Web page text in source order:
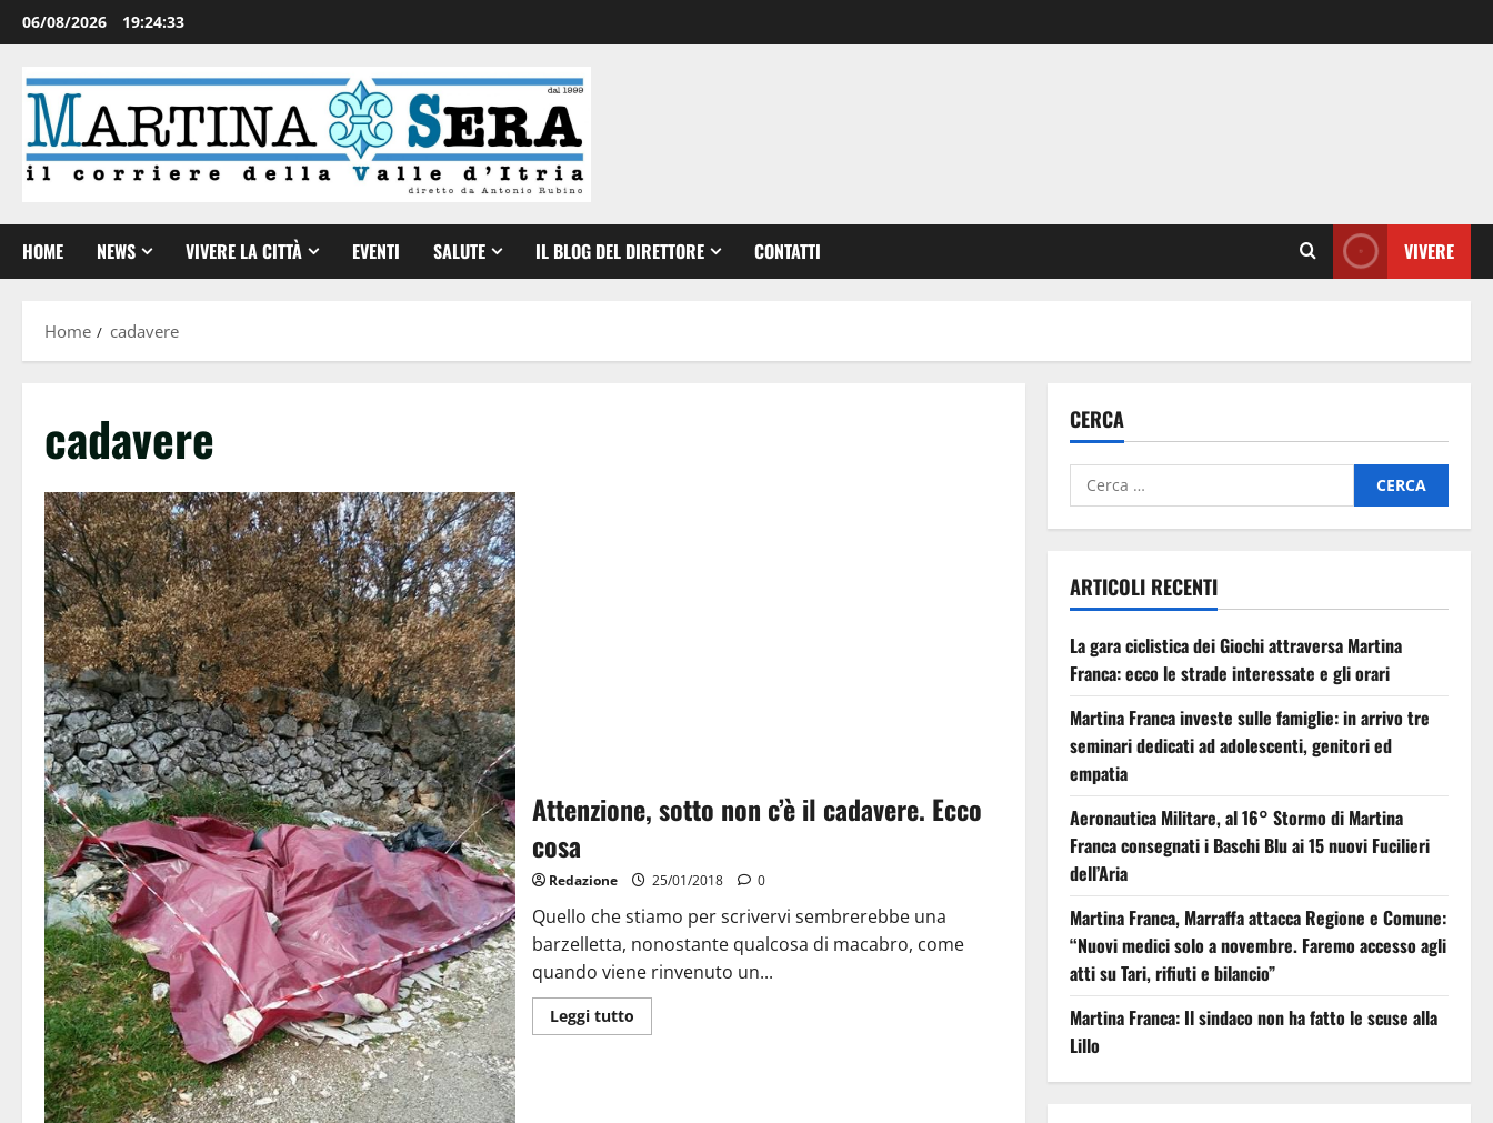
06/08/2026 19:24:33
HOME NEWS VIVERE LA CITTÀ EVENTI SALUTE IL BLOG DEL DIRETTORE CONTATTI VIVERE
Home cadavere
cadavere
Attenzione, sotto non c’è il cadavere. Ecco
cosa
Redazione 25/01/2018 0
Quello che stiamo per scrivervi sembrerebbe una
barzelletta, nonostante qualcosa di macabro, come
quando viene rinvenuto un...
Leggi tutto
CERCA
ARTICOLI RECENTI
La gara ciclistica dei Giochi attraversa Martina
Franca: ecco le strade interessate e gli orari
Martina Franca investe sulle famiglie: in arrivo tre
seminari dedicati ad adolescenti, genitori ed
empatia
Aeronautica Militare, al 16° Stormo di Martina
Franca consegnati i Baschi Blu ai 15 nuovi Fucilieri
dell’Aria
Martina Franca, Marraffa attacca Regione e Comune:
“Nuovi medici solo a novembre. Faremo accesso agli
atti su Tari, rifiuti e bilancio”
Martina Franca: Il sindaco non ha fatto le scuse alla
Lillo